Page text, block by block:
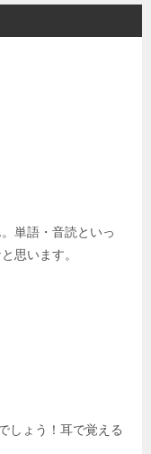
単語・音読といっ
思います。
しょう！耳で覚える